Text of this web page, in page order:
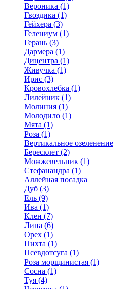
Вероника (1)
Гвоздика (1)
Гейхера (3)
Гелениум (1)
Герань (3)
Дармера (1)
Дицентра (1)
Живучка (1)
Ирис (3)
Кровохлебка (1)
Лилейник (1)
Молиния (1)
Молодило (1)
Мята (1)
Роза (1)
Вертикальное озеленение
Бересклет (2)
Можжевельник (1)
Стефанандра (1)
Аллейная посадка
Дуб (3)
Ель (9)
Ива (1)
Клен (7)
Липа (6)
Орех (1)
Пихта (1)
Псевдотсуга (1)
Роза морщинистая (1)
Сосна (1)
Туя (4)